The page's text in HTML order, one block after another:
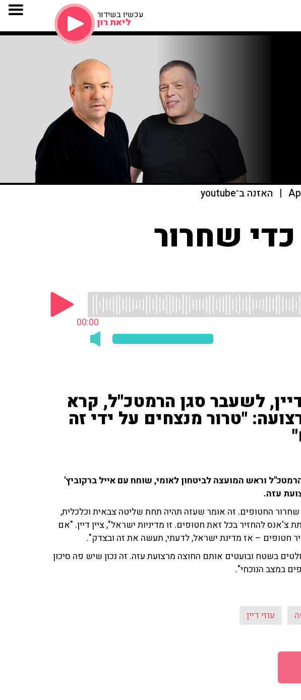
עכשיו בשידור
ליאת רון
| האזנה ב־youtube
שחרור
00:00
לשעבר סגן הרמטכ"ל, קרא
"טרור מנצחים על ידי זה
וראש המועצה לביטחון לאומי, שוחח עם אייל ברקוביץ'
עזה.
שחרור החטופים. זה אומר שעזה תהיה תחת שליטה צבאית וכלכלית,
צ'אנס להחזיר בכל זאת חטופים. זו מדיניות ישראל", ציין דיין. "אם
חטופים – אז מדינת ישראל, לדעתי, תעשה את זה ובצדק".
בשטח ובועטים אותם החוצה מרצועת עזה. זה נכון שיש פה סיכון
במצב הנוכחי".
עוזי דיין